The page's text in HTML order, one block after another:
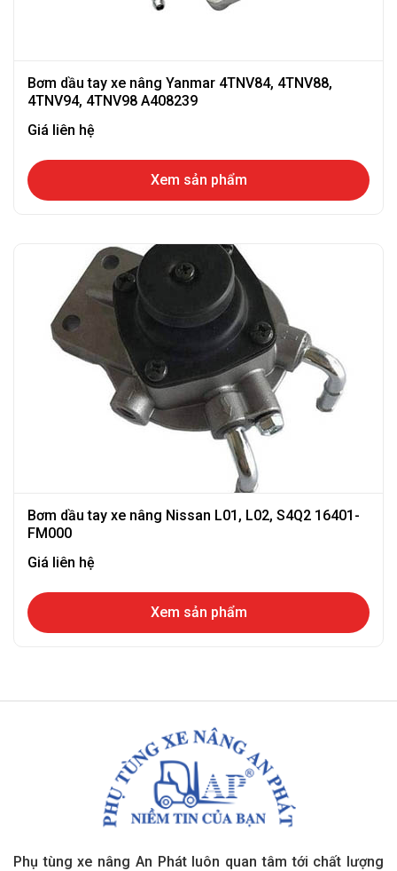
Bơm dầu tay xe nâng Yanmar 4TNV84, 4TNV88,
4TNV94, 4TNV98 A408239
Giá liên hệ
Xem sản phẩm
Bơm dầu tay xe nâng Nissan L01, L02, S4Q2 16401-
FM000
Giá liên hệ
Xem sản phẩm
Phụ tùng xe nâng An Phát luôn quan tâm tới chất lượng